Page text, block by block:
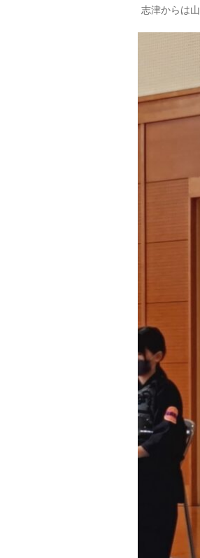
志津からは